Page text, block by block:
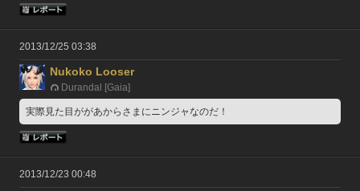
2013/12/25 03:38
Nukoko Looser
Durandal [Gaia]
実際見た目ががあからさまにニンジャなのだ！
2013/12/23 00:48